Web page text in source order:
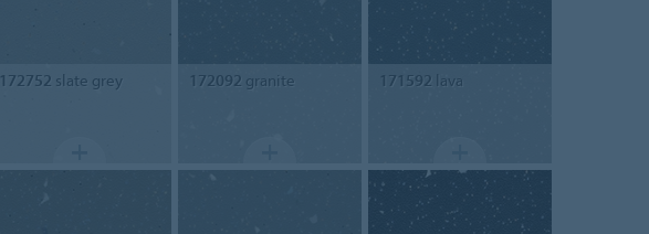
172752 slate grey 172092 granite 171592 lava